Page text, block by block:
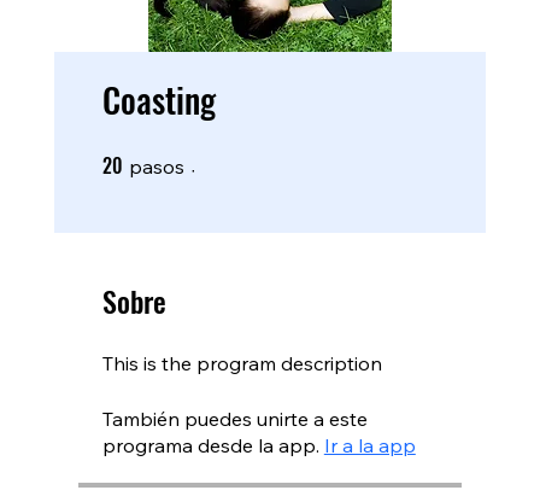
Coasting
20 pasos
Sobre
This is the program description
También puedes unirte a este
programa desde la app. Ir a la app